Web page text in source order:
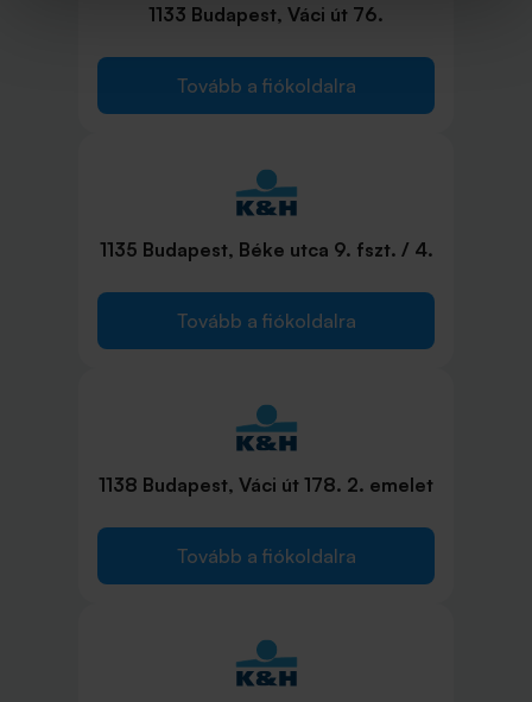
1133 Budapest, Váci út 76.
Tovább a fiókoldalra
1135 Budapest, Béke utca 9. fszt. / 4.
Tovább a fiókoldalra
1138 Budapest, Váci út 178. 2. emelet
Tovább a fiókoldalra